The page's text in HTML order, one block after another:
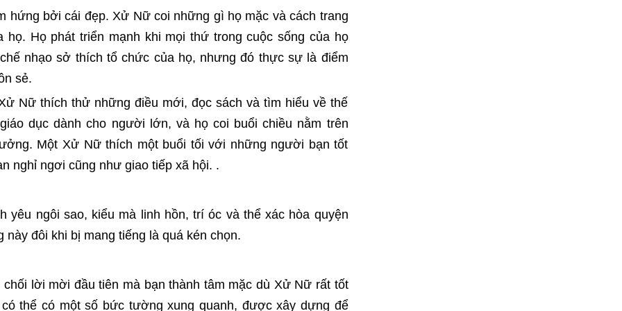
hứng bởi cái đẹp. Xử Nữ coi những gì họ mặc và cách trang
Họ phát triển mạnh khi mọi thứ trong cuộc sống của họ
nhạo sở thích tổ chức của họ, nhưng đó thực sự là điểm
sẻ.
Nữ thích thử những điều mới, đọc sách và tìm hiểu về thế
dục dành cho người lớn, và họ coi buổi chiều nằm trên
Một Xử Nữ thích một buổi tối với những người bạn tốt
nghỉ ngơi cũng như giao tiếp xã hội. .
yêu ngôi sao, kiểu mà linh hồn, trí óc và thể xác hòa quyện
đôi khi bị mang tiếng là quá kén chọn.
lời mời đầu tiên mà bạn thành tâm mặc dù Xử Nữ rất tốt
thể có một số bức tường xung quanh, được xây dựng để